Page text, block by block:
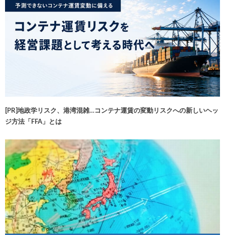
[PR]地政学リスク、港湾混雑…コンテナ運賃の変動リスクへの新しいヘッ
ジ方法「FFA」とは